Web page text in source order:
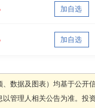
加自选
加自选
数据及图表）均基于公
管理人相关公告为准。